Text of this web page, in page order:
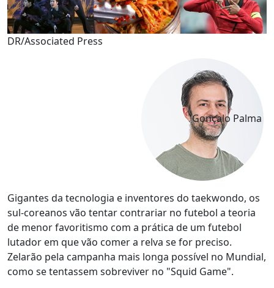
DR/Associated Press
Gonçalo Palma
Gigantes da tecnologia e inventores do taekwondo, os
sul-coreanos vão tentar contrariar no futebol a teoria
de menor favoritismo com a prática de um futebol
lutador em que vão comer a relva se for preciso.
Zelarão pela campanha mais longa possível no Mundial,
como se tentassem sobreviver no "Squid Game".